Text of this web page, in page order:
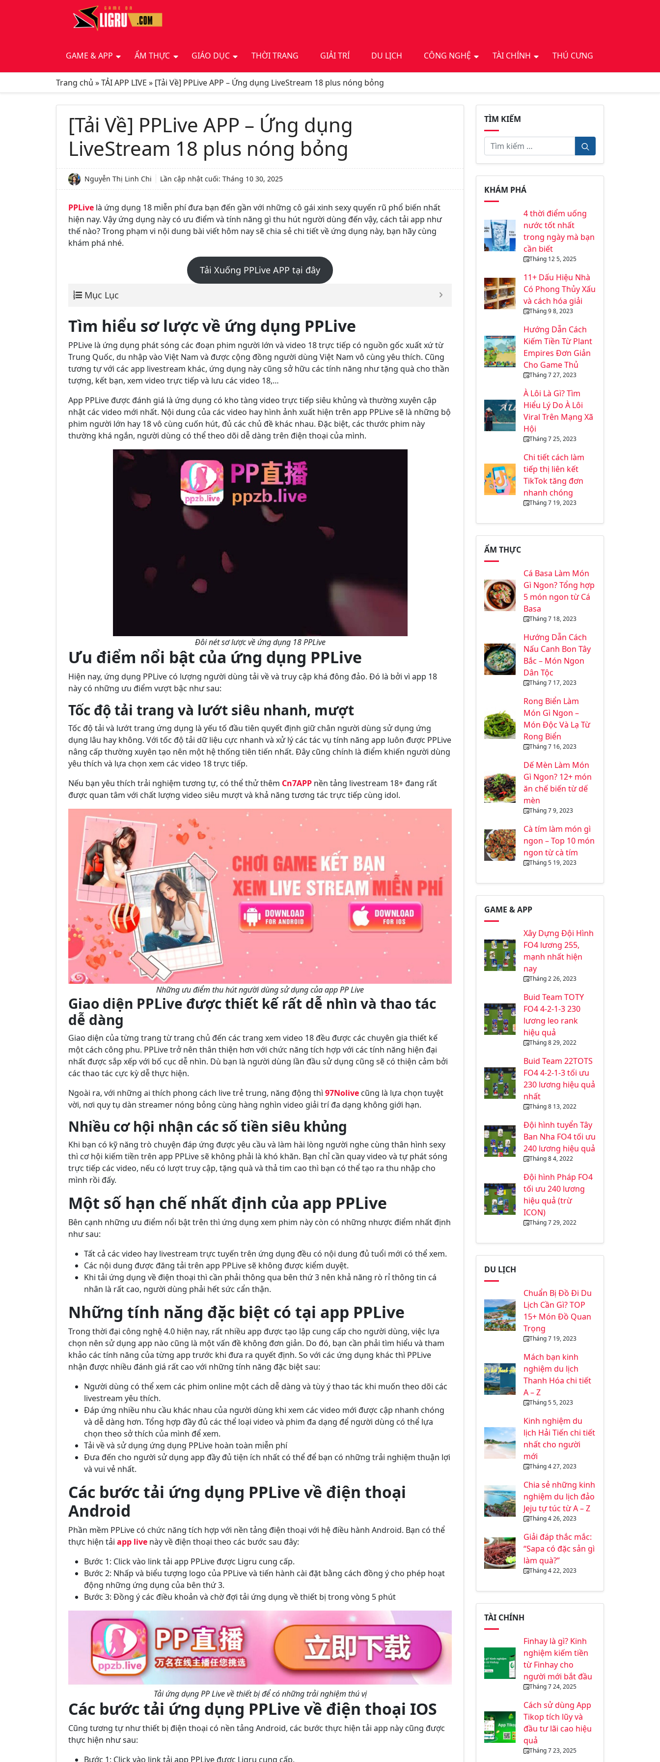
GAME & APP ẨM THỰC GIÁO DỤC THỜI TRANG GIẢI TRÍ DU LỊCH CÔNG NGHỆ TÀI CHÍNH THÚ CƯNG
Trang chủ »TẢI APP LIVE » [Tải Về] PPLive APP – Ứng dụng LiveStream 18 plus nóng bỏng
[Tải Về] PPLive APP – Ứng dụng
LiveStream 18 plus nóng bỏng
Nguyễn Thị Linh Chi Lần cập nhật cuối: Tháng 10 30, 2025
PPLive là ứng dụng 18 miễn phí đưa bạn đến gần với những cô gái xinh sexy quyến rũ phổ biến nhất
hiện nay. Vậy ứng dụng này có ưu điểm và tính năng gì thu hút người dùng đến vậy, cách tải app như
thế nào? Trong phạm vi nội dung bài viết hôm nay sẽ chia sẻ chi tiết về ứng dụng này, bạn hãy cùng
khám phá nhé.
Tải Xuống PPLive APP tại đây
Mục Lục
Tìm hiểu sơ lược về ứng dụng PPLive
PPLive là ứng dụng phát sóng các đoạn phim người lớn và video 18 trực tiếp có nguồn gốc xuất xứ từ
Trung Quốc, du nhập vào Việt Nam và được cộng đồng người dùng Việt Nam vô cùng yêu thích. Cũng
tương tự với các app livestream khác, ứng dụng này cũng sở hữu các tính năng như tặng quà cho thần
tượng, kết bạn, xem video trực tiếp và lưu các video 18,…
App PPLive được đánh giá là ứng dụng có kho tàng video trực tiếp siêu khủng và thường xuyên cập
nhật các video mới nhất. Nội dung của các video hay hình ảnh xuất hiện trên app PPLive sẽ là những bộ
phim người lớn hay 18 vô cùng cuốn hút, đủ các chủ đề khác nhau. Đặc biệt, các thước phim này
thường khá ngắn, người dùng có thể theo dõi dễ dàng trên điện thoại của mình.
Đôi nét sơ lược về ứng dụng 18 PPLive
Ưu điểm nổi bật của ứng dụng PPLive
Hiện nay, ứng dụng PPLive có lượng người dùng tải về và truy cập khá đông đảo. Đó là bởi vì app 18
này có những ưu điểm vượt bậc như sau:
Tốc độ tải trang và lướt siêu nhanh, mượt
Tốc độ tải và lướt trang ứng dụng là yếu tố đầu tiên quyết định giữ chân người dùng sử dụng ứng
dụng lâu hay không. Với tốc độ tải dữ liệu cực nhanh và xử lý các tác vụ tính năng app luôn được PPLive
nâng cấp thường xuyên tạo nên một hệ thống tiên tiến nhất. Đây cũng chính là điểm khiến người dùng
yêu thích và lựa chọn xem các video 18 trực tiếp.
Nếu bạn yêu thích trải nghiệm tương tự, có thể thử thêm Cn7APP nền tảng livestream 18+ đang rất
được quan tâm với chất lượng video siêu mượt và khả năng tương tác trực tiếp cùng idol.
Những ưu điểm thu hút người dùng sử dụng của app PP Live
Giao diện PPLive được thiết kế rất dễ nhìn và thao tác
dễ dàng
Giao diện của từng trang từ trang chủ đến các trang xem video 18 đều được các chuyên gia thiết kế
một cách công phu. PPLive trở nên thân thiện hơn với chức năng tích hợp với các tính năng hiện đại
nhất được sắp xếp với bố cục dễ nhìn. Dù bạn là người dùng lần đầu sử dụng cũng sẽ có thiện cảm bởi
các thao tác cực kỳ dễ thực hiện.
Ngoài ra, với những ai thích phong cách live trẻ trung, năng động thì 97Nolive cũng là lựa chọn tuyệt
vời, nơi quy tụ dàn streamer nóng bỏng cùng hàng nghìn video giải trí đa dạng không giới hạn.
Nhiều cơ hội nhận các số tiền siêu khủng
Khi bạn có kỹ năng trò chuyện đáp ứng được yêu cầu và làm hài lòng người nghe cùng thân hình sexy
thì cơ hội kiếm tiền trên app PPLive sẽ không phải là khó khăn. Bạn chỉ cần quay video và tự phát sóng
trực tiếp các video, nếu có lượt truy cập, tặng quà và thả tim cao thì bạn có thể tạo ra thu nhập cho
mình rồi đấy.
Một số hạn chế nhất định của app PPLive
Bên cạnh những ưu điểm nổi bật trên thì ứng dụng xem phim này còn có những nhược điểm nhất định
như sau:
Tất cả các video hay livestream trực tuyến trên ứng dụng đều có nội dung đủ tuổi mới có thể xem.
Các nội dung được đăng tải trên app PPLive sẽ không được kiểm duyệt.
Khi tải ứng dụng về điện thoại thì cần phải thông qua bên thứ 3 nên khả năng rò rỉ thông tin cá
nhân là rất cao, người dùng phải hết sức cẩn thận.
Những tính năng đặc biệt có tại app PPLive
Trong thời đại công nghệ 4.0 hiện nay, rất nhiều app được tạo lập cung cấp cho người dùng, việc lựa
chọn nên sử dụng app nào cũng là một vấn đề không đơn giản. Do đó, bạn cần phải tìm hiểu và tham
khảo các tính năng của từng app trước khi đưa ra quyết định. So với các ứng dụng khác thì PPLive
nhận được nhiều đánh giá rất cao với những tính năng đặc biệt sau:
Người dùng có thể xem các phim online một cách dễ dàng và tùy ý thao tác khi muốn theo dõi các
livestream yêu thích.
Đáp ứng nhiều nhu cầu khác nhau của người dùng khi xem các video mới được cập nhanh chóng
và dễ dàng hơn. Tổng hợp đầy đủ các thể loại video và phim đa dạng để người dùng có thể lựa
chọn theo sở thích của mình để xem.
Tải về và sử dụng ứng dụng PPLive hoàn toàn miễn phí
Đưa đến cho người sử dụng app đầy đủ tiện ích nhất có thể để bạn có những trải nghiệm thuận lợi
và vui vẻ nhất.
Các bước tải ứng dụng PPLive về điện thoại
Android
Phần mềm PPLive có chức năng tích hợp với nền tảng điện thoại với hệ điều hành Android. Bạn có thể
thực hiện tải app live này về điện thoại theo các bước sau đây:
Bước 1: Click vào link tải app PPLive được Ligru cung cấp.
Bước 2: Nhấp và biểu tượng logo của PPLive và tiến hành cài đặt bằng cách đồng ý cho phép hoạt
động những ứng dụng của bên thứ 3.
Bước 3: Đồng ý các điều khoản và chờ đợi tải ứng dụng về thiết bị trong vòng 5 phút
Tải ứng dụng PP Live về thiết bị để có những trải nghiệm thú vị
Các bước tải ứng dụng PPLive về điện thoại IOS
Cũng tương tự như thiết bị điện thoại có nền tảng Android, các bước thực hiện tải app này cũng được
thực hiện như sau:
Bước 1: Click vào link tải app PPLive được Ligru cung cấp.
TÌM KIẾM
KHÁM PHÁ
4 thời điểm uống
nước tốt nhất
trong ngày mà bạn
cần biết
Tháng 12 5, 2025
11+ Dấu Hiệu Nhà
Có Phong Thủy Xấu
và cách hóa giải
Tháng 9 8, 2023
Hướng Dẫn Cách
Kiếm Tiền Từ Plant
Empires Đơn Giản
Cho Game Thủ
Tháng 7 27, 2023
À Lôi Là Gì? Tìm
Hiểu Lý Do À Lôi
Viral Trên Mạng Xã
Hội
Tháng 7 25, 2023
Chi tiết cách làm
tiếp thị liên kết
TikTok tăng đơn
nhanh chóng
Tháng 7 19, 2023
ẨM THỰC
Cá Basa Làm Món
Gì Ngon? Tổng hợp
5 món ngon từ Cá
Basa
Tháng 7 18, 2023
Hướng Dẫn Cách
Nấu Canh Bon Tây
Bắc – Món Ngon
Dân Tộc
Tháng 7 17, 2023
Rong Biển Làm
Món Gì Ngon –
Món Độc Và Lạ Từ
Rong Biển
Tháng 7 16, 2023
Dế Mèn Làm Món
Gì Ngon? 12+ món
ăn chế biến từ dế
mèn
Tháng 7 9, 2023
Cà tím làm món gì
ngon – Top 10 món
ngon từ cà tím
Tháng 5 19, 2023
GAME & APP
Xây Dựng Đội Hình
FO4 lương 255,
mạnh nhất hiện
nay
Tháng 2 26, 2023
Buid Team TOTY
FO4 4-2-1-3 230
lương leo rank
hiệu quả
Tháng 8 29, 2022
Buid Team 22TOTS
FO4 4-2-1-3 tối ưu
230 lương hiệu quả
nhất
Tháng 8 13, 2022
Đội hình tuyển Tây
Ban Nha FO4 tối ưu
240 lương hiệu quả
Tháng 8 4, 2022
Đội hình Pháp FO4
tối ưu 240 lương
hiệu quả (trừ
ICON)
Tháng 7 29, 2022
DU LỊCH
Chuẩn Bị Đồ Đi Du
Lịch Cần Gì? TOP
15+ Món Đồ Quan
Trọng
Tháng 7 19, 2023
Mách bạn kinh
nghiệm du lịch
Thanh Hóa chi tiết
A – Z
Tháng 5 5, 2023
Kinh nghiệm du
lịch Hải Tiến chi tiết
nhất cho người
mới
Tháng 4 27, 2023
Chia sẻ những kinh
nghiệm du lịch đảo
Jeju tự túc từ A – Z
Tháng 4 26, 2023
Giải đáp thắc mắc:
“Sapa có đặc sản gì
làm quà?”
Tháng 4 22, 2023
TÀI CHÍNH
Finhay là gì? Kinh
nghiệm kiếm tiền
từ Finhay cho
người mới bắt đầu
Tháng 7 24, 2025
Cách sử dùng App
Tikop tích lũy và
đầu tư lãi cao hiệu
quả
Tháng 7 23, 2025